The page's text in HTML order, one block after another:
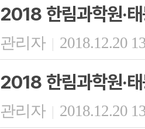
2018 한림과학원·
관리자 | 2018.12.20
2018 한림과학원·
관리자 | 2018.12.20